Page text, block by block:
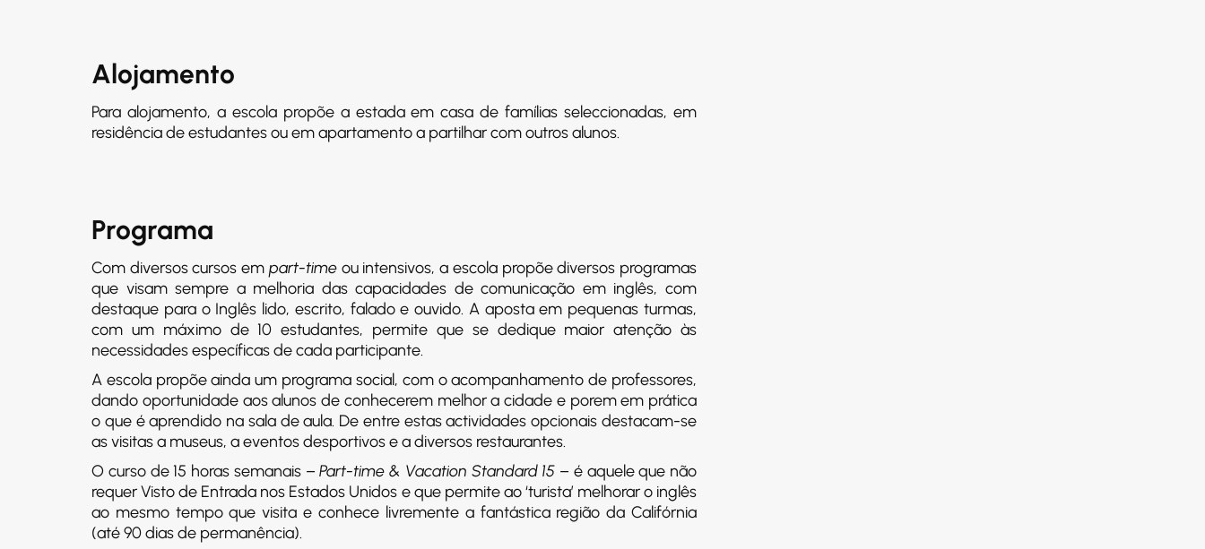
Alojamento
Para alojamento, a escola propõe a estada em casa de famílias seleccionadas, em
residência de estudantes ou em apartamento a partilhar com outros alunos.
Programa
Com diversos cursos em part-timeou intensivos, a escola propõe diversos programas
que visam sempre a melhoria das capacidades de comunicação em inglês, com
destaque para o Inglês lido, escrito, falado e ouvido. A aposta em pequenas turmas,
com um máximo de 10 estudantes, permite que se dedique maior atenção às
necessidades específicas de cada participante.
A escola propõe ainda um programa social, com o acompanhamento de professores,
dando oportunidade aos alunos de conhecerem melhor a cidade e porem em prática
o que é aprendido na sala de aula. De entre estas actividades opcionais destacam-se
as visitas a museus, a eventos desportivos e a diversos restaurantes.
O curso de 15 horas semanais –Part-time & Vacation Standard 15 – é aquele que não
requer Visto de Entrada nos Estados Unidos e que permite ao ‘turista’ melhorar o inglês
ao mesmo tempo que visita e conhece livremente a fantástica região da Califórnia
(até 90 dias de permanência).